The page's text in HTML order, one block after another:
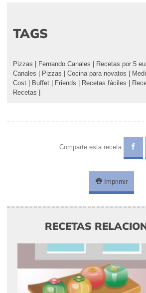
TAGS
Pizzas | Fernando Canales | Recetas por 5
Canales | Pizzas | Cocina para novatos |
Cost | Buffet | Friends | Recetas fáciles |
Recetas |
Comparte esta receta
Imprimir
RECETAS